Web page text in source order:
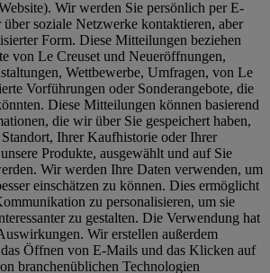
Wir werden Sie persönlich per E-
soziale Netzwerke kontaktieren, aber
Form. Diese Mitteilungen beziehen
von Le Creuset und Neueröffnungen,
Wettbewerbe, Umfragen, von Le
Vorführungen oder Sonderangebote, die
Diese Mitteilungen können basierend
die wir über Sie gespeichert haben,
Ihrer Kaufhistorie oder Ihrer
Produkte, ausgewählt und auf Sie
Wir werden Ihre Daten verwenden, um
einschätzen zu können. Dies ermöglicht
zu personalisieren, um sie
zu gestalten. Die Verwendung hat
Wir erstellen außerdem
Öffnen von E-Mails und das Klicken auf
branchenüblichen Technologien